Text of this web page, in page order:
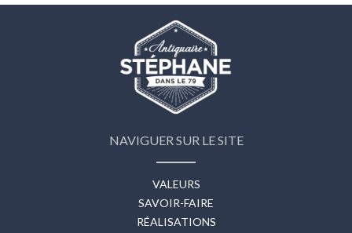
NAVIGUER SUR LE SITE
VALEURS
SAVOIR-FAIRE
RÉALISATIONS